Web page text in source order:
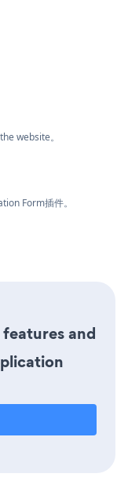
website。
Form插件。
and